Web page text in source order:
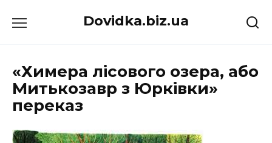
до
Dovidka.biz.ua
«Химера лісового озера, або
Митькозавр з Юрківки»
переказ